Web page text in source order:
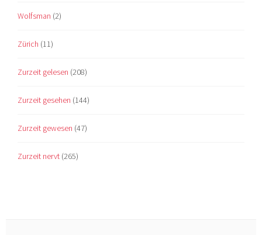
Wolfsman (2)
Zürich (11)
Zurzeit gelesen (208)
Zurzeit gesehen (144)
Zurzeit gewesen (47)
Zurzeit nervt (265)